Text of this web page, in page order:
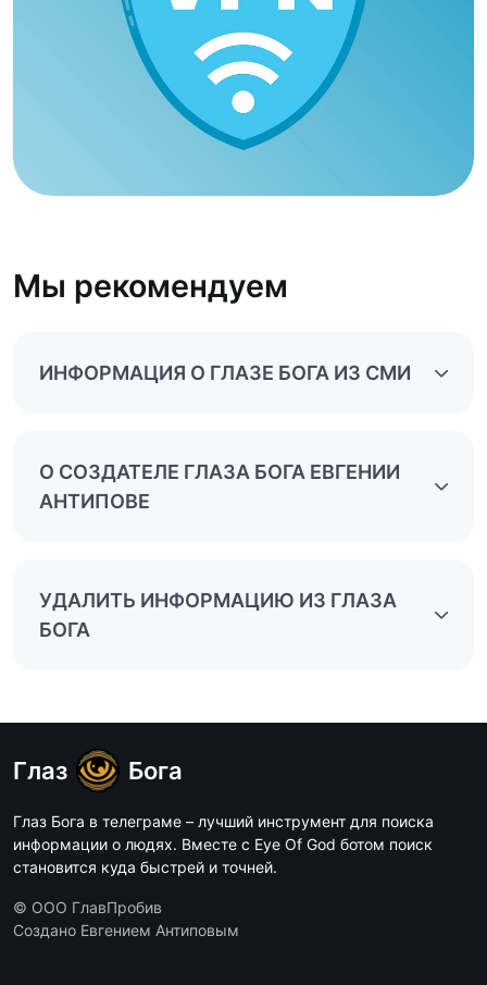
Мы рекомендуем
ИНФОРМАЦИЯ О ГЛАЗЕ БОГА ИЗ СМИ
О СОЗДАТЕЛЕ ГЛАЗА БОГА ЕВГЕНИИ
АНТИПОВЕ
УДАЛИТЬ ИНФОРМАЦИЮ ИЗ ГЛАЗА
БОГА
Глаз Бога
Глаз Бога в телеграме – лучший инструмент для поиска
информации о людях. Вместе с Eye Of God ботом поиск
становится куда быстрей и точней.
© ООО ГлавПробив
Создано Евгением Антиповым